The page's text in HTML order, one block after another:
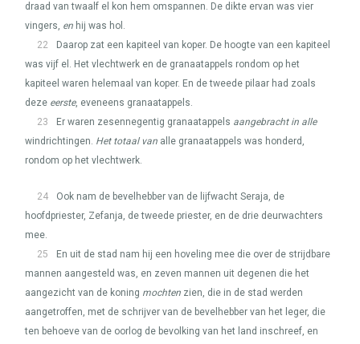
draad van twaalf el kon hem omspannen. De dikte ervan was vier
vingers, en hij was hol.
22
Daarop zat een kapiteel van koper. De hoogte van een kapiteel
was vijf el. Het vlechtwerk en de granaatappels rondom op het
kapiteel waren helemaal van koper. En de tweede pilaar had zoals
deze eerste, eveneens granaatappels.
23
Er waren zesennegentig granaatappels aangebracht in alle
windrichtingen. Het totaal van alle granaatappels was honderd,
rondom op het vlechtwerk.
24
Ook nam de bevelhebber van de lijfwacht Seraja, de
hoofdpriester, Zefanja, de tweede priester, en de drie deurwachters
mee.
25
En uit de stad nam hij een hoveling mee die over de strijdbare
mannen aangesteld was, en zeven mannen uit degenen die het
aangezicht van de koning mochten zien, die in de stad werden
aangetroffen, met de schrijver van de bevelhebber van het leger, die
ten behoeve van de oorlog de bevolking van het land inschreef, en